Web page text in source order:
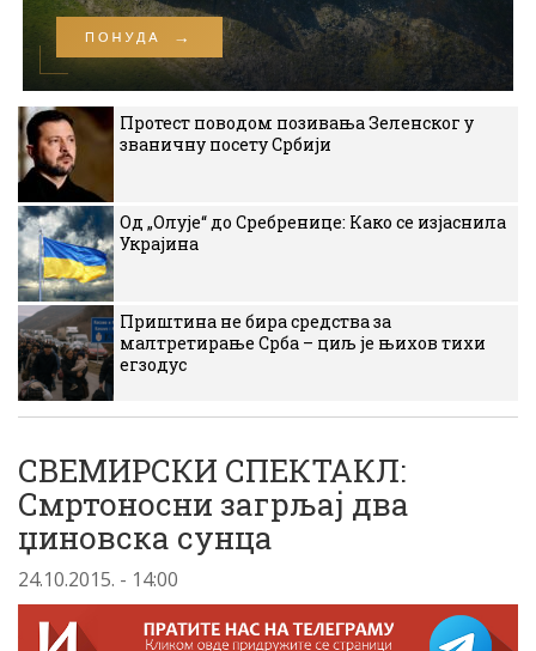
Протест поводом позивања Зеленског у
званичну посету Србији
Од „Олује“ до Сребренице: Како се изјаснила
Украјина
Приштина не бира средства за
малтретирање Срба – циљ је њихов тихи
егзодус
СВЕМИРСКИ СПЕКТАКЛ:
Смртоносни загрљај два
џиновска сунца
24.10.2015. - 14:00